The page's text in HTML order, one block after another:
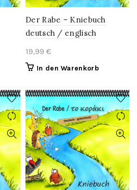
Der Rabe – Kniebuch
deutsch / englisch
19,99 €
In den Warenkorb